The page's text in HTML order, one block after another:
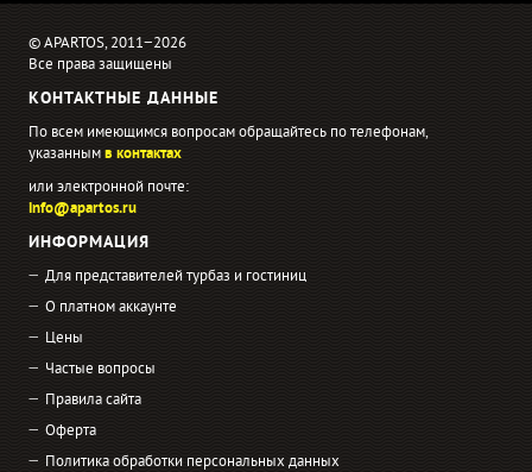
© APARTOS, 2011−2026
Все права защищены
КОНТАКТНЫЕ ДАННЫЕ
По всем имеющимся вопросам обращайтесь по телефонам,
указаннымв контактах
или электронной почте:
info@apartos.ru
ИНФОРМАЦИЯ
Для представителей турбаз и гостиниц
О платном аккаунте
Цены
Частые вопросы
Правила сайта
Оферта
Политика обработки персональных данных